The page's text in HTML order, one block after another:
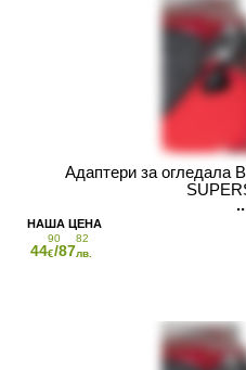
Адаптери за огледала
44
90
€/87
82
лв.